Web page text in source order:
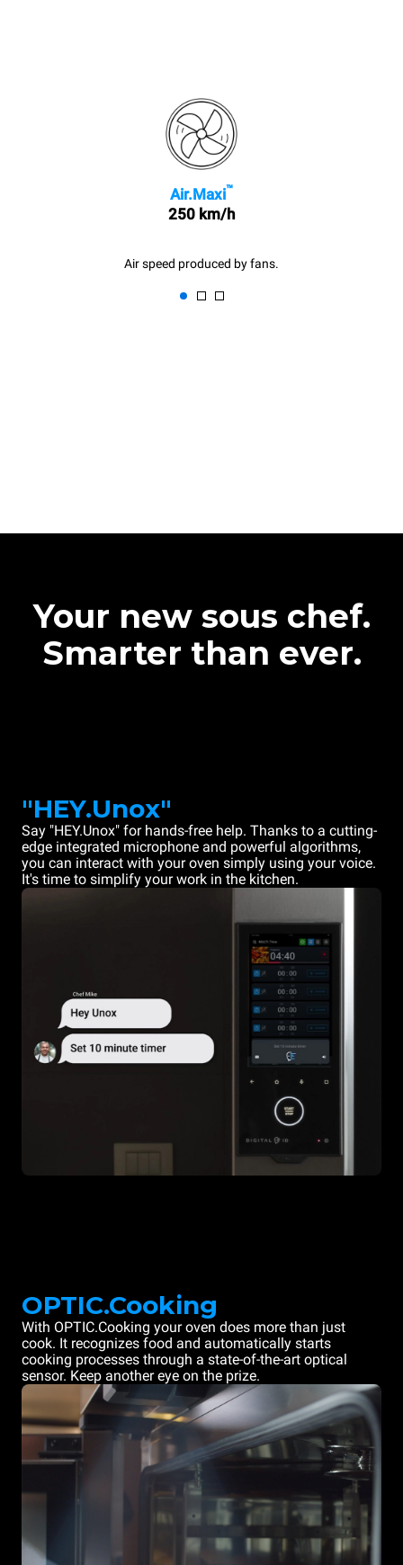
Air.Maxi™
250 km/h
Air speed produced by fans.
Your new sous chef.
Smarter than ever.
"HEY.Unox"
Say "HEY.Unox" for hands-free help. Thanks to a cutting-
edge integrated microphone and powerful algorithms,
you can interact with your oven simply using your voice.
It's time to simplify your work in the kitchen.
OPTIC.Cooking
With OPTIC.Cooking your oven does more than just
cook. It recognizes food and automatically starts
cooking processes through a state-of-the-art optical
sensor. Keep another eye on the prize.